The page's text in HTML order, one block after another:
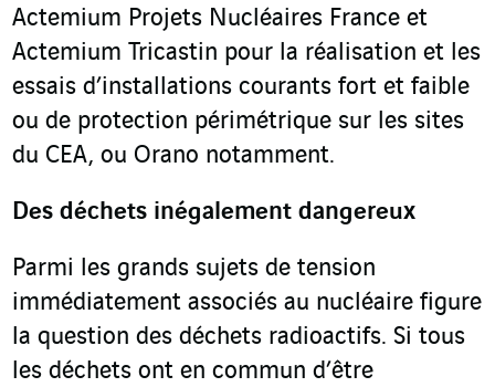
Actemium Projets Nucléaires France et
Actemium Tricastin pour la réalisation et les
essais d’installations courants fort et faible
ou de protection périmétrique sur les sites
du CEA, ou Orano notamment.
Des déchets inégalement dangereux
Parmi les grands sujets de tension
immédiatement associés au nucléaire figure
la question des déchets radioactifs. Si tous
les déchets ont en commun d’être